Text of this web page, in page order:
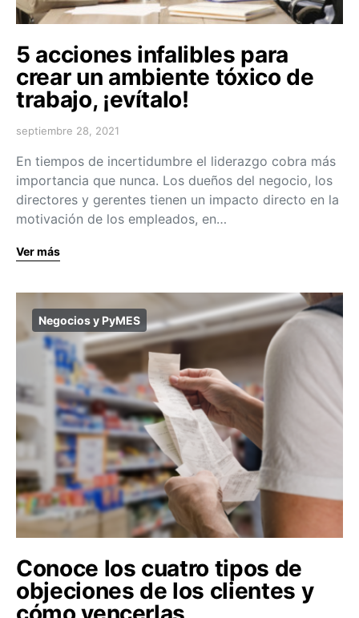
5 acciones infalibles para
crear un ambiente tóxico de
trabajo, ¡evítalo!
septiembre 28, 2021
En tiempos de incertidumbre el liderazgo cobra más
importancia que nunca. Los dueños del negocio, los
directores y gerentes tienen un impacto directo en la
motivación de los empleados, en…
Ver más
Negocios y PyMES
Conoce los cuatro tipos de
objeciones de los clientes y